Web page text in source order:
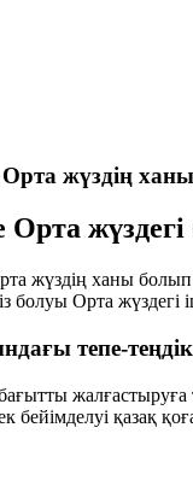
жүздің
Орта
жүздің ханы
болуы Орта
тепе-теңдік
бейімделуі қазақ